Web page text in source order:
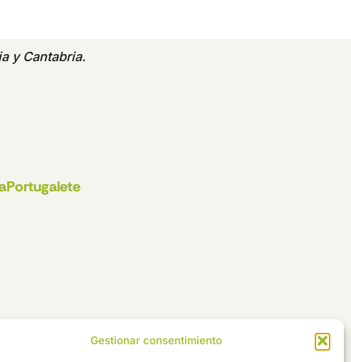
Gestionar consentimiento
y Cantabria.
Portugalete